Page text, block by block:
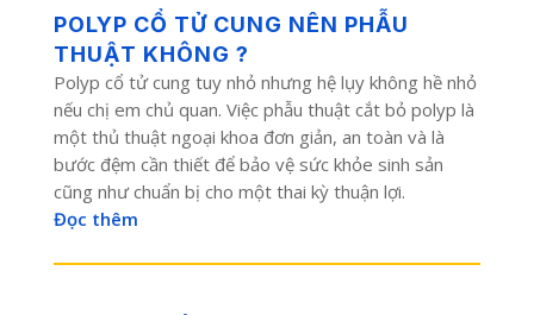
POLYP CỔ TỬ CUNG NÊN PHẪU
THUẬT KHÔNG ?
Polyp cổ tử cung tuy nhỏ nhưng hệ lụy không hề nhỏ
nếu chị em chủ quan. Việc phẫu thuật cắt bỏ polyp là
một thủ thuật ngoại khoa đơn giản, an toàn và là
bước đệm cần thiết để bảo vệ sức khỏe sinh sản
cũng như chuẩn bị cho một thai kỳ thuận lợi.
Đọc thêm